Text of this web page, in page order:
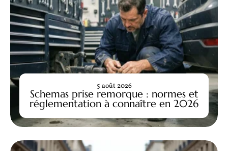
Schemas prise remorque : normes et
réglementation à connaître en 2026
5 août 2026